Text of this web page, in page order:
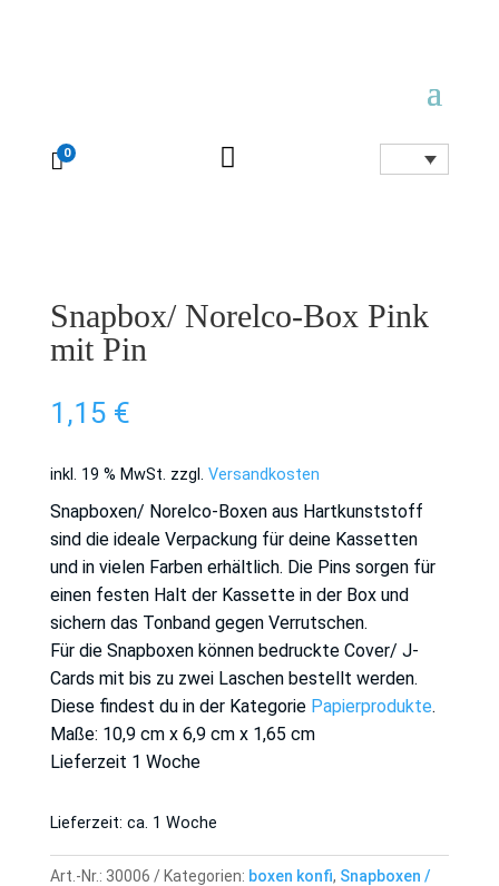
0 
Snapbox/ Norelco-Box Pink
mit Pin
1,15 €
inkl. 19 % MwSt. zzgl. Versandkosten
Snapboxen/ Norelco-Boxen aus Hartkunststoff
sind die ideale Verpackung für deine Kassetten
und in vielen Farben erhältlich. Die Pins sorgen für
einen festen Halt der Kassette in der Box und
sichern das Tonband gegen Verrutschen.
Für die Snapboxen können bedruckte Cover/ J-
Cards mit bis zu zwei Laschen bestellt werden.
Diese findest du in der Kategorie Papierprodukte.
Maße: 10,9 cm x 6,9 cm x 1,65 cm
Lieferzeit 1 Woche
Lieferzeit: ca. 1 Woche
Art.-Nr.: 30006 Kategorien: boxen konfi, Snapboxen /